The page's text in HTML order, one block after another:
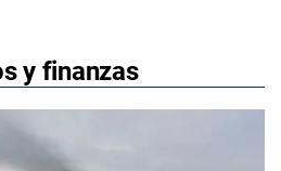
y finanzas